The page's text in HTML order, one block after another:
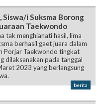
Siswa/i Suksma Borong
Taekwondo
tak menghianati hasil, lima
berhasil gaet juara dalam
Porjar Taekwondo tingkat
dilaksanakan pada tanggal
2023 yang berlangsung
berita